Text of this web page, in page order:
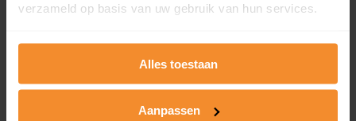
verzameld op basis van uw gebruik van hun services.
Alles toestaan
Aanpassen
Een uitgebreid overzicht van het perceel en
dit inclusief de luchtfoto!